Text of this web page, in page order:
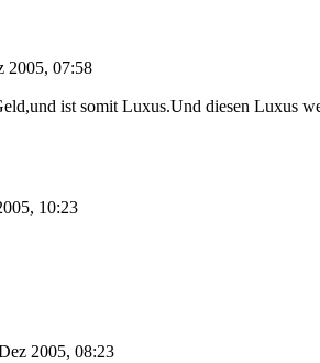
2005, 07:58
ist somit Luxus.Und diesen Luxus
10:23
2005, 08:23